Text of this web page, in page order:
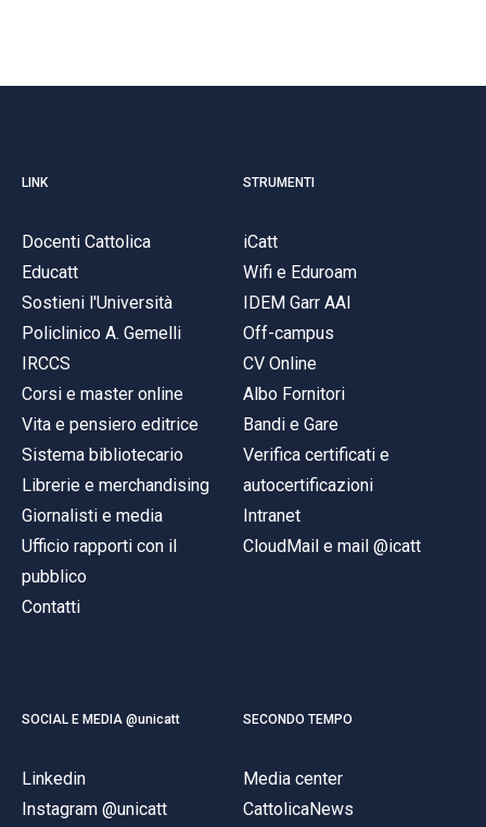
LINK
Docenti Cattolica
Educatt
Sostieni l'Università
Policlinico A. Gemelli
IRCCS
Corsi e master online
Vita e pensiero editrice
Sistema bibliotecario
Librerie e merchandising
Giornalisti e media
Ufficio rapporti con il
pubblico
Contatti
STRUMENTI
iCatt
Wifi e Eduroam
IDEM Garr AAI
Off-campus
CV Online
Albo Fornitori
Bandi e Gare
Verifica certificati e
autocertificazioni
Intranet
CloudMail e mail @icatt
SOCIAL E MEDIA @unicatt
Linkedin
Instagram @unicatt
SECONDO TEMPO
Media center
CattolicaNews